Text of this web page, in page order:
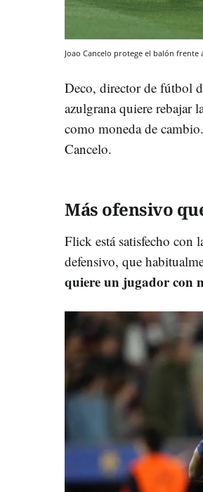
Joao Cancelo protege el balón frente
Deco, director de fútbol
azulgrana quiere
como moneda de cambio.
Cancelo.
Más ofensivo
Flick está satisfecho con
defensivo, que
quiere un jugador con